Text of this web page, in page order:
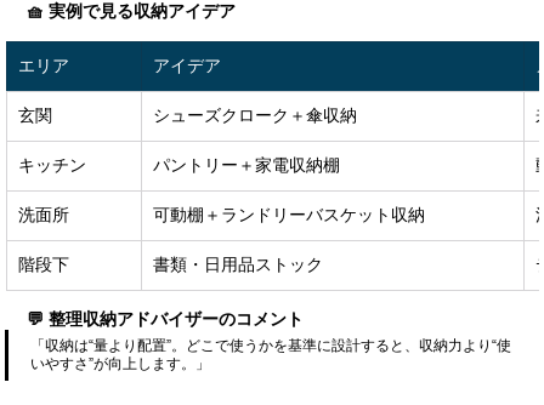
🧺 実例で見る収納アイデア
エリア アイデア
玄関 シューズクローク＋傘収納
キッチン パントリー＋家電収納棚
洗面所 可動棚＋ランドリーバスケット収納
階段下 書類・日用品ストック
💬 整理収納アドバイザーのコメント
「収納は“量より配置”。どこで使うかを基準に設計すると、収納力より“使
いやすさ”が向上します。」